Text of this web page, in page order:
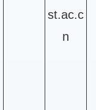
st.ac.c
n